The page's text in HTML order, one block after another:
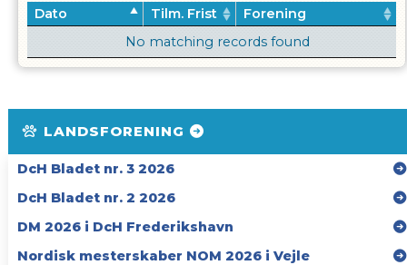
Dato Tilm. Frist
Forening
No matching records found
LANDSFORENING
DcH Bladet nr. 3 2026
DcH Bladet nr. 2 2026
DM 2026 i DcH Frederikshavn
Nordisk mesterskaber NOM 2026 i Vejle